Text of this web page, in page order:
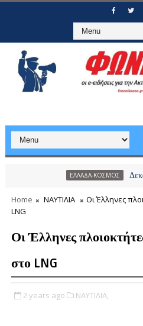
ΕΛΛΑΔΑ-ΚΟΣΜΟΣ
Home ΝΑΥΤΙΛΙΑ
Οι Έλληνες
LNG
Οι Έλληνες
στο LNG
2 years ago ΝΑΥΤΙΛΙΑ,